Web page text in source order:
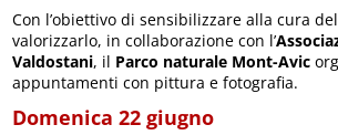
Con l’obiettivo di sensibilizzare alla cura
valorizzarlo, in collaborazione con l’
Valdostani, il Parco naturale Mont-Avic
appuntamenti con pittura e fotografia.
Domenica 22 giugno